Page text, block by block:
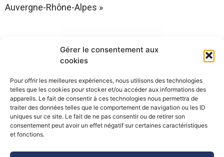
Gérer le consentement aux
cookies
Pour offrir les meilleures expériences, nous utilisons des technologies
telles que les cookies pour stocker et/ou accéder aux informations des
appareils. Le fait de consentir à ces technologies nous permettra de
traiter des données telles que le comportement de navigation ou les ID
uniques sur ce site. Le fait de ne pas consentir ou de retirer son
consentement peut avoir un effet négatif sur certaines caractéristiques
et fonctions.
Auvergne-Rhône-Alpes »
©Pôle Alpin d’études et de recherche pour la prévention des